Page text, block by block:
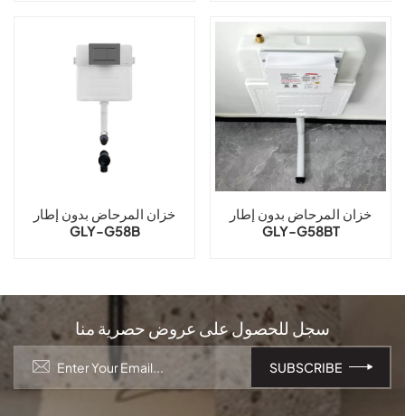
خزان المرحاض بدون إطار
GLY-G58B
خزان المرحاض بدون إطار
GLY-G58BT
سجل للحصول على عروض حصرية منا